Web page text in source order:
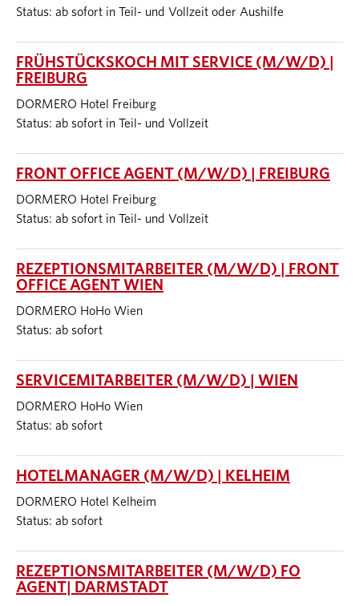
Status: ab sofort in Teil- und Vollzeit oder Aushilfe
FRÜHSTÜCKSKOCH MIT SERVICE (M/W/D) |
FREIBURG
DORMERO Hotel Freiburg
Status: ab sofort in Teil- und Vollzeit
FRONT OFFICE AGENT (M/W/D) | FREIBURG
DORMERO Hotel Freiburg
Status: ab sofort in Teil- und Vollzeit
REZEPTIONSMITARBEITER (M/W/D) | FRONT
OFFICE AGENT WIEN
DORMERO HoHo Wien
Status: ab sofort
SERVICEMITARBEITER (M/W/D) | WIEN
DORMERO HoHo Wien
Status: ab sofort
HOTELMANAGER (M/W/D) | KELHEIM
DORMERO Hotel Kelheim
Status: ab sofort
REZEPTIONSMITARBEITER (M/W/D) FO
AGENT| DARMSTADT